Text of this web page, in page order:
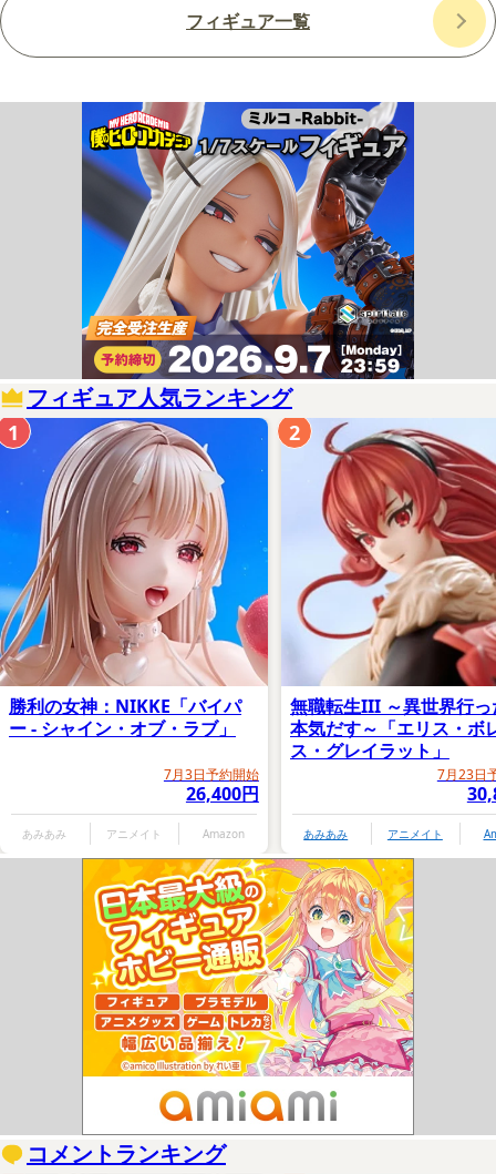
フィギュア一覧
フィギュア人気ランキング
勝利の女神：NIKKE「バイパ
ー - シャイン・オブ・ラブ」
7月3日予約開始
26,400円
あみあみ アニメイト Amazon
1
無職転生III ～異世界行っ
本気だす～「エリス・ボ
ス・グレイラット」
7月23日
あみあみ アニメイト
2
コメントランキング